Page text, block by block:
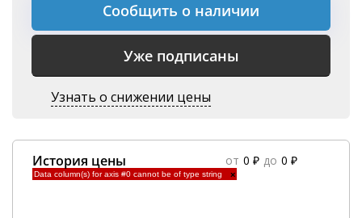
Сообщить о наличии
Уже подписаны
Узнать о снижении цены
История цены от 0 ₽ до 0 ₽
Data column(s) for axis #0 cannot be of type string ×